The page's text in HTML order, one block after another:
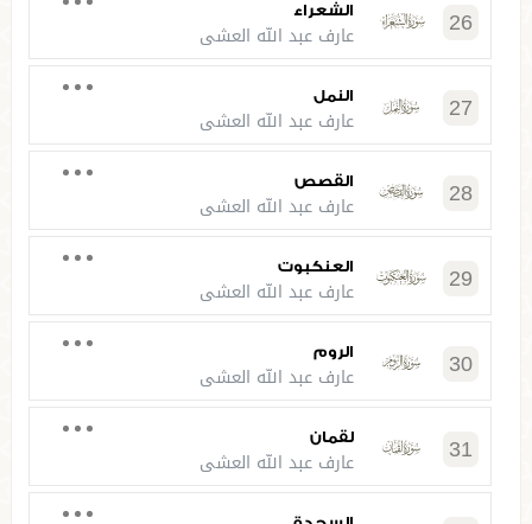
26 الشعراء
عارف عبد الله العشي
27 النمل
عارف عبد الله العشي
28 القصص
عارف عبد الله العشي
29 العنكبوت
عارف عبد الله العشي
30 الروم
عارف عبد الله العشي
31 لقمان
عارف عبد الله العشي